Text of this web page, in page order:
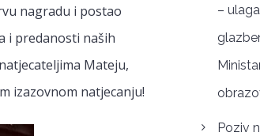
nagradu i postao
i predanosti naših
Mateju,
izazovnom natjecanju!
–
Poziv